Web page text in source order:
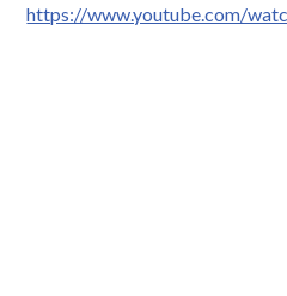
https://www.youtube.com/